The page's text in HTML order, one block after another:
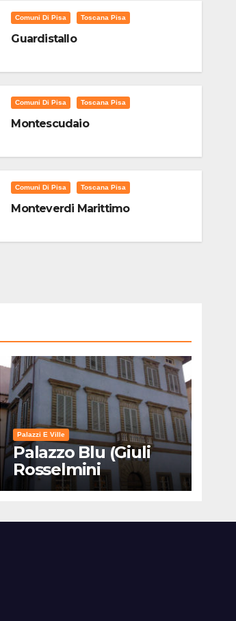
Comuni Di Pisa Toscana Pisa
Guardistallo
Comuni Di Pisa Toscana Pisa
Montescudaio
Comuni Di Pisa Toscana Pisa
Monteverdi Marittimo
Palazzi E Ville
Palazzo Blu (Giuli
Rosselmini
Gualandi) – Pisa:
Visita